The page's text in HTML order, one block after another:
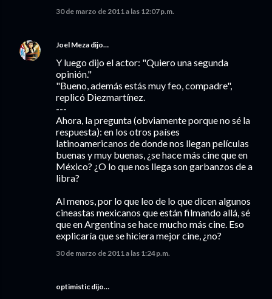
30 de marzo de 2011 a las 12:07 p.m.
Joel Meza dijo…
Y luego dijo el actor: "Quiero una segunda
opinión."
"Bueno, además estás muy feo, compadre",
replicó Diezmartínez.
---
Ahora, la pregunta (obviamente porque no sé la
respuesta): en los otros países
latinoamericanos de donde nos llegan películas
buenas y muy buenas, ¿se hace más cine que en
México? ¿O lo que nos llega son garbanzos de a
libra?
Al menos, por lo que leo de lo que dicen algunos
cineastas mexicanos que están filmando allá, sé
que en Argentina se hace mucho más cine. Eso
explicaría que se hiciera mejor cine, ¿no?
30 de marzo de 2011 a las 1:24 p.m.
optimistic dijo…